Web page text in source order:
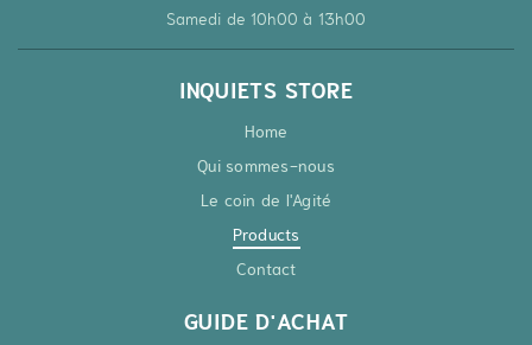
Samedi de 10h00 à 13h00
INQUIETS STORE
Home
Qui sommes-nous
Le coin de l'Agité
Products
Contact
GUIDE D'ACHAT